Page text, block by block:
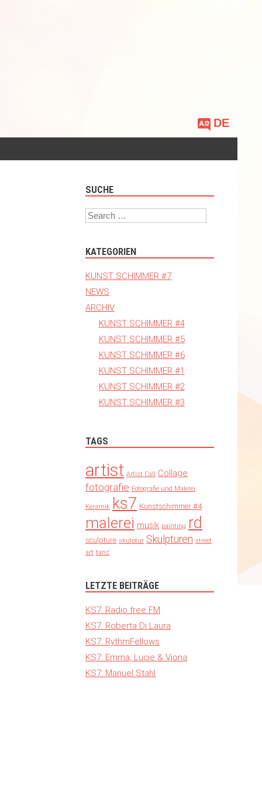
Sprache
auswählen
SUCHE
Search
KATEGORIEN
KUNST SCHIMMER #7
NEWS
ARCHIV
KUNST SCHIMMER #4
KUNST SCHIMMER #5
KUNST SCHIMMER #6
KUNST SCHIMMER #1
KUNST SCHIMMER #2
KUNST SCHIMMER #3
TAGS
artist Artist Call Collage
fotografie Fotografie und Malerei
Keramik ks7 Kunstschimmer #4
malerei musik painting rd
sculpture skulptur Skulpturen street
art tanz
LETZTE BEITRÄGE
KS7: Radio free FM
KS7: Roberta Di Laura
KS7: RythmFellows
KS7: Emma, Lucie & Viona
KS7: Manuel Stahl